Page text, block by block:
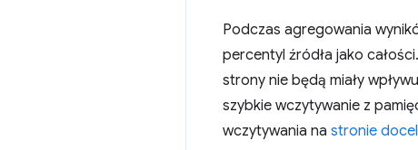
Podczas agregowania
percentyl źródła jako
strony nie będą miały
szybkie wczytywanie z
wczytywania na stronie